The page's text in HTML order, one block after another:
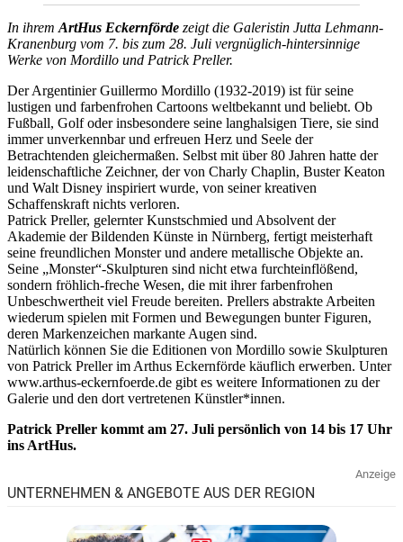
In ihrem ArtHus Eckernförde zeigt die Galeristin Jutta Lehmann-
Kranenburg vom 7. bis zum 28. Juli vergnüglich-hintersinnige
Werke von Mordillo und Patrick Preller.
Der Argentinier Guillermo Mordillo (1932-2019) ist für seine
lustigen und farbenfrohen Cartoons weltbekannt und beliebt. Ob
Fußball, Golf oder insbesondere seine langhalsigen Tiere, sie sind
immer unverkennbar und erfreuen Herz und Seele der
Betrachtenden gleichermaßen. Selbst mit über 80 Jahren hatte der
leidenschaftliche Zeichner, der von Charly Chaplin, Buster Keaton
und Walt Disney inspiriert wurde, von seiner kreativen
Schaffenskraft nichts verloren.
Patrick Preller, gelernter Kunstschmied und Absolvent der
Akademie der Bildenden Künste in Nürnberg, fertigt meisterhaft
seine freundlichen Monster und andere metallische Objekte an.
Seine „Monster“-Skulpturen sind nicht etwa furchteinflößend,
sondern fröhlich-freche Wesen, die mit ihrer farbenfrohen
Unbeschwertheit viel Freude bereiten. Prellers abstrakte Arbeiten
wiederum spielen mit Formen und Bewegungen bunter Figuren,
deren Markenzeichen markante Augen sind.
Natürlich können Sie die Editionen von Mordillo sowie Skulpturen
von Patrick Preller im Arthus Eckernförde käuflich erwerben. Unter
www.arthus-eckernfoerde.de gibt es weitere Informationen zu der
Galerie und den dort vertretenen Künstler*innen.
Patrick Preller kommt am 27. Juli persönlich von 14 bis 17 Uhr
ins ArtHus.